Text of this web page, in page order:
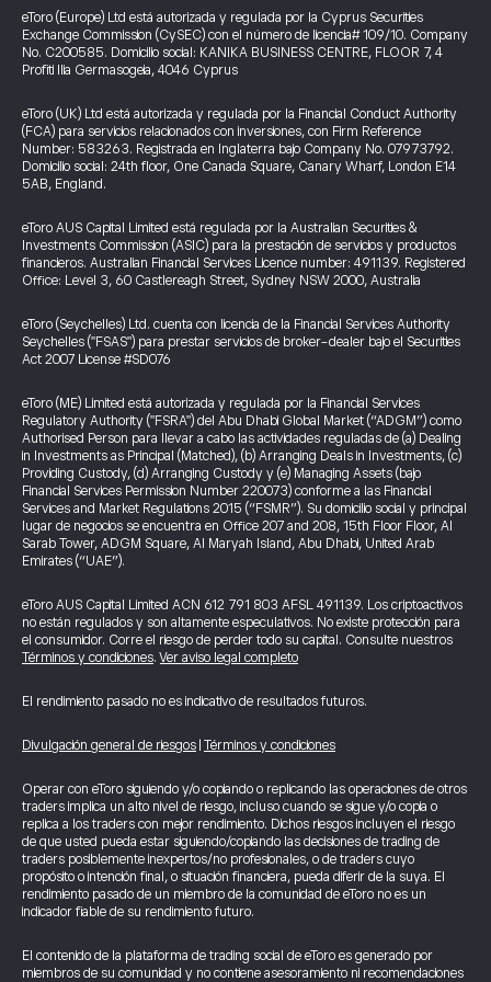
eToro (Europe) Ltd está autorizada y regulada por la Cyprus Securities
Exchange Commission (CySEC) con el número de licencia# 109/10. Company
No. C200585. Domicilio social: KANIKA BUSINESS CENTRE, FLOOR 7, 4
Profiti Ilia Germasogeia, 4046 Cyprus
eToro (UK) Ltd está autorizada y regulada por la Financial Conduct Authority
(FCA) para servicios relacionados con inversiones, con Firm Reference
Number: 583263. Registrada en Inglaterra bajo Company No. 07973792.
Domicilio social: 24th floor, One Canada Square, Canary Wharf, London E14
5AB, England.
eToro AUS Capital Limited está regulada por la Australian Securities &
Investments Commission (ASIC) para la prestación de servicios y productos
financieros. Australian Financial Services Licence number: 491139. Registered
Office: Level 3, 60 Castlereagh Street, Sydney NSW 2000, Australia
eToro (Seychelles) Ltd. cuenta con licencia de la Financial Services Authority
Seychelles ("FSAS") para prestar servicios de broker-dealer bajo el Securities
Act 2007 License #SD076
eToro (ME) Limited está autorizada y regulada por la Financial Services
Regulatory Authority ("FSRA") del Abu Dhabi Global Market (“ADGM”) como
Authorised Person para llevar a cabo las actividades reguladas de (a) Dealing
in Investments as Principal (Matched), (b) Arranging Deals in Investments, (c)
Providing Custody, (d) Arranging Custody y (e) Managing Assets (bajo
Financial Services Permission Number 220073) conforme a las Financial
Services and Market Regulations 2015 (“FSMR”). Su domicilio social y principal
lugar de negocios se encuentra en Office 207 and 208, 15th Floor Floor, Al
Sarab Tower, ADGM Square, Al Maryah Island, Abu Dhabi, United Arab
Emirates (“UAE”).
eToro AUS Capital Limited ACN 612 791 803 AFSL 491139. Los criptoactivos
no están regulados y son altamente especulativos. No existe protección para
el consumidor. Corre el riesgo de perder todo su capital. Consulte nuestros
Términos y condiciones.Ver aviso legal completo
El rendimiento pasado no es indicativo de resultados futuros.
Divulgación general de riesgos Términos y condiciones
Operar con eToro siguiendo y/o copiando o replicando las operaciones de otros
traders implica un alto nivel de riesgo, incluso cuando se sigue y/o copia o
replica a los traders con mejor rendimiento. Dichos riesgos incluyen el riesgo
de que usted pueda estar siguiendo/copiando las decisiones de trading de
traders posiblemente inexpertos/no profesionales, o de traders cuyo
propósito o intención final, o situación financiera, pueda diferir de la suya. El
rendimiento pasado de un miembro de la comunidad de eToro no es un
indicador fiable de su rendimiento futuro.
El contenido de la plataforma de trading social de eToro es generado por
miembros de su comunidad y no contiene asesoramiento ni recomendaciones